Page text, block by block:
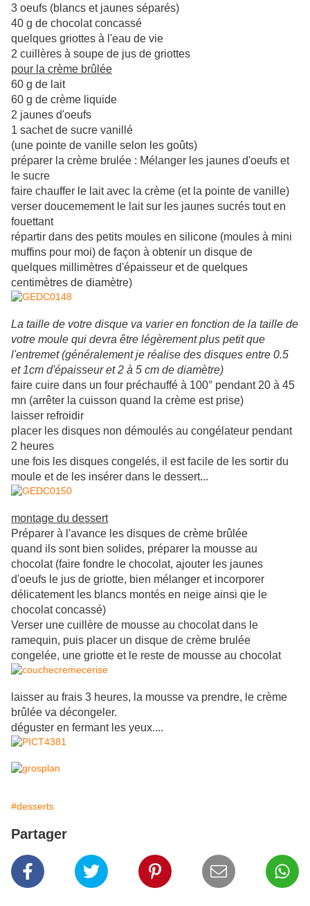
3 oeufs (blancs et jaunes séparés)
40 g de chocolat concassé
quelques griottes à l'eau de vie
2 cuillères à soupe de jus de griottes
pour la crème brûlée
60 g de lait
60 g de crème liquide
2 jaunes d'oeufs
1 sachet de sucre vanillé
(une pointe de vanille selon les goûts)
préparer la crème brulée : Mélanger les jaunes d'oeufs et
le sucre
faire chauffer le lait avec la crème (et la pointe de vanille)
verser doucemement le lait sur les jaunes sucrés tout en
fouettant
répartir dans des petits moules en silicone (moules à mini
muffins pour moi) de façon à obtenir un disque de
quelques millimètres d'épaisseur et de quelques
centimètres de diamètre)
La taille de votre disque va varier en fonction de la taille de
votre moule qui devra être légèrement plus petit que
l'entremet (généralement je réalise des disques entre 0.5
et 1cm d'épaisseur et 2 à 5 cm de diamètre)
faire cuire dans un four préchauffé à 100° pendant 20 à 45
mn (arrêter la cuisson quand la crème est prise)
laisser refroidir
placer les disques non démoulés au congélateur pendant
2 heures
une fois les disques congelés, il est facile de les sortir du
moule et de les insérer dans le dessert...
montage du dessert
Préparer à l'avance les disques de crème brûlée
quand ils sont bien solides, préparer la mousse au
chocolat (faire fondre le chocolat, ajouter les jaunes
d'oeufs le jus de griotte, bien mélanger et incorporer
délicatement les blancs montés en neige ainsi qie le
chocolat concassé)
Verser une cuillère de mousse au chocolat dans le
ramequin, puis placer un disque de crème brulée
congelée, une griotte et le reste de mousse au chocolat
laisser au frais 3 heures, la mousse va prendre, le crème
brûlée va décongeler.
déguster en fermant les yeux....
#desserts
Partager